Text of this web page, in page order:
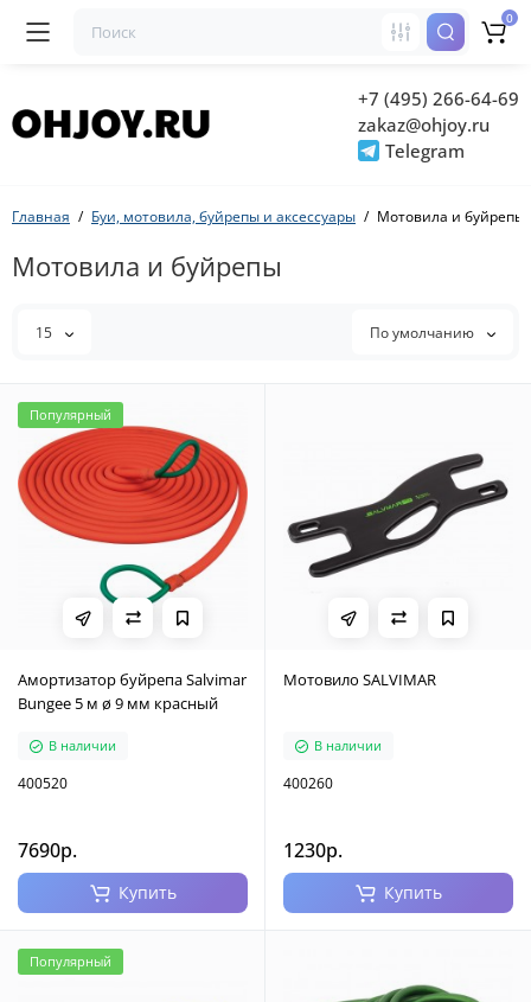
+7 (495) 266-64-69
zakaz@ohjoy.ru
Telegram
0
Главная Буи, мотовила, буйрепы и аксессуары Мотовила и буйрепы
Мотовила и буйрепы
15 По умолчанию
Популярный
Амортизатор буйрепа Salvimar
Bungee 5 м ø 9 мм красный
В наличии
400520
7690р.
Купить
Мотовило SALVIMAR
В наличии
400260
1230р.
Купить
Популярный